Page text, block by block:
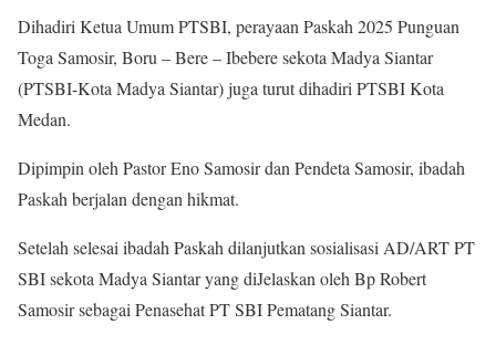
Dihadiri Ketua Umum PTSBI, perayaan Paskah 2025 Punguan
Toga Samosir, Boru – Bere – Ibebere sekota Madya Siantar
(PTSBI-Kota Madya Siantar) juga turut dihadiri PTSBI Kota
Medan.
Dipimpin oleh Pastor Eno Samosir dan Pendeta Samosir, ibadah
Paskah berjalan dengan hikmat.
Setelah selesai ibadah Paskah dilanjutkan sosialisasi AD/ART PT
SBI sekota Madya Siantar yang diJelaskan oleh Bp Robert
Samosir sebagai Penasehat PT SBI Pematang Siantar.